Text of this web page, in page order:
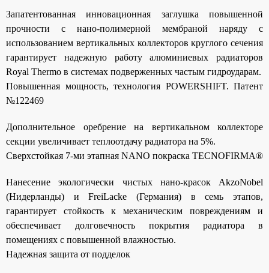
Запатентованная инновационная заглушка повышенной
прочности с нано-полимерной мембраной наряду с
использованием вертикальных коллекторов круглого сечения
гарантирует надежную работу алюминиевых радиаторов
Royal Thermo в системах подверженных частым гидроударам.
Повышенная мощность, технология POWERSHIFT. Патент
№122469
Дополнительное оребрение на вертикальном коллекторе
секции увеличивает теплоотдачу радиатора на 5%.
Сверхстойкая 7-ми этапная NANO покраска TECNOFIRMA®
Нанесение экологически чистых нано-красок AkzoNobel
(Нидерланды) и FreiLacke (Германия) в семь этапов,
гарантирует стойкость к механическим повреждениям и
обеспечивает долговечность покрытия радиатора в
помещениях с повышенной влажностью.
Надежная защита от подделок